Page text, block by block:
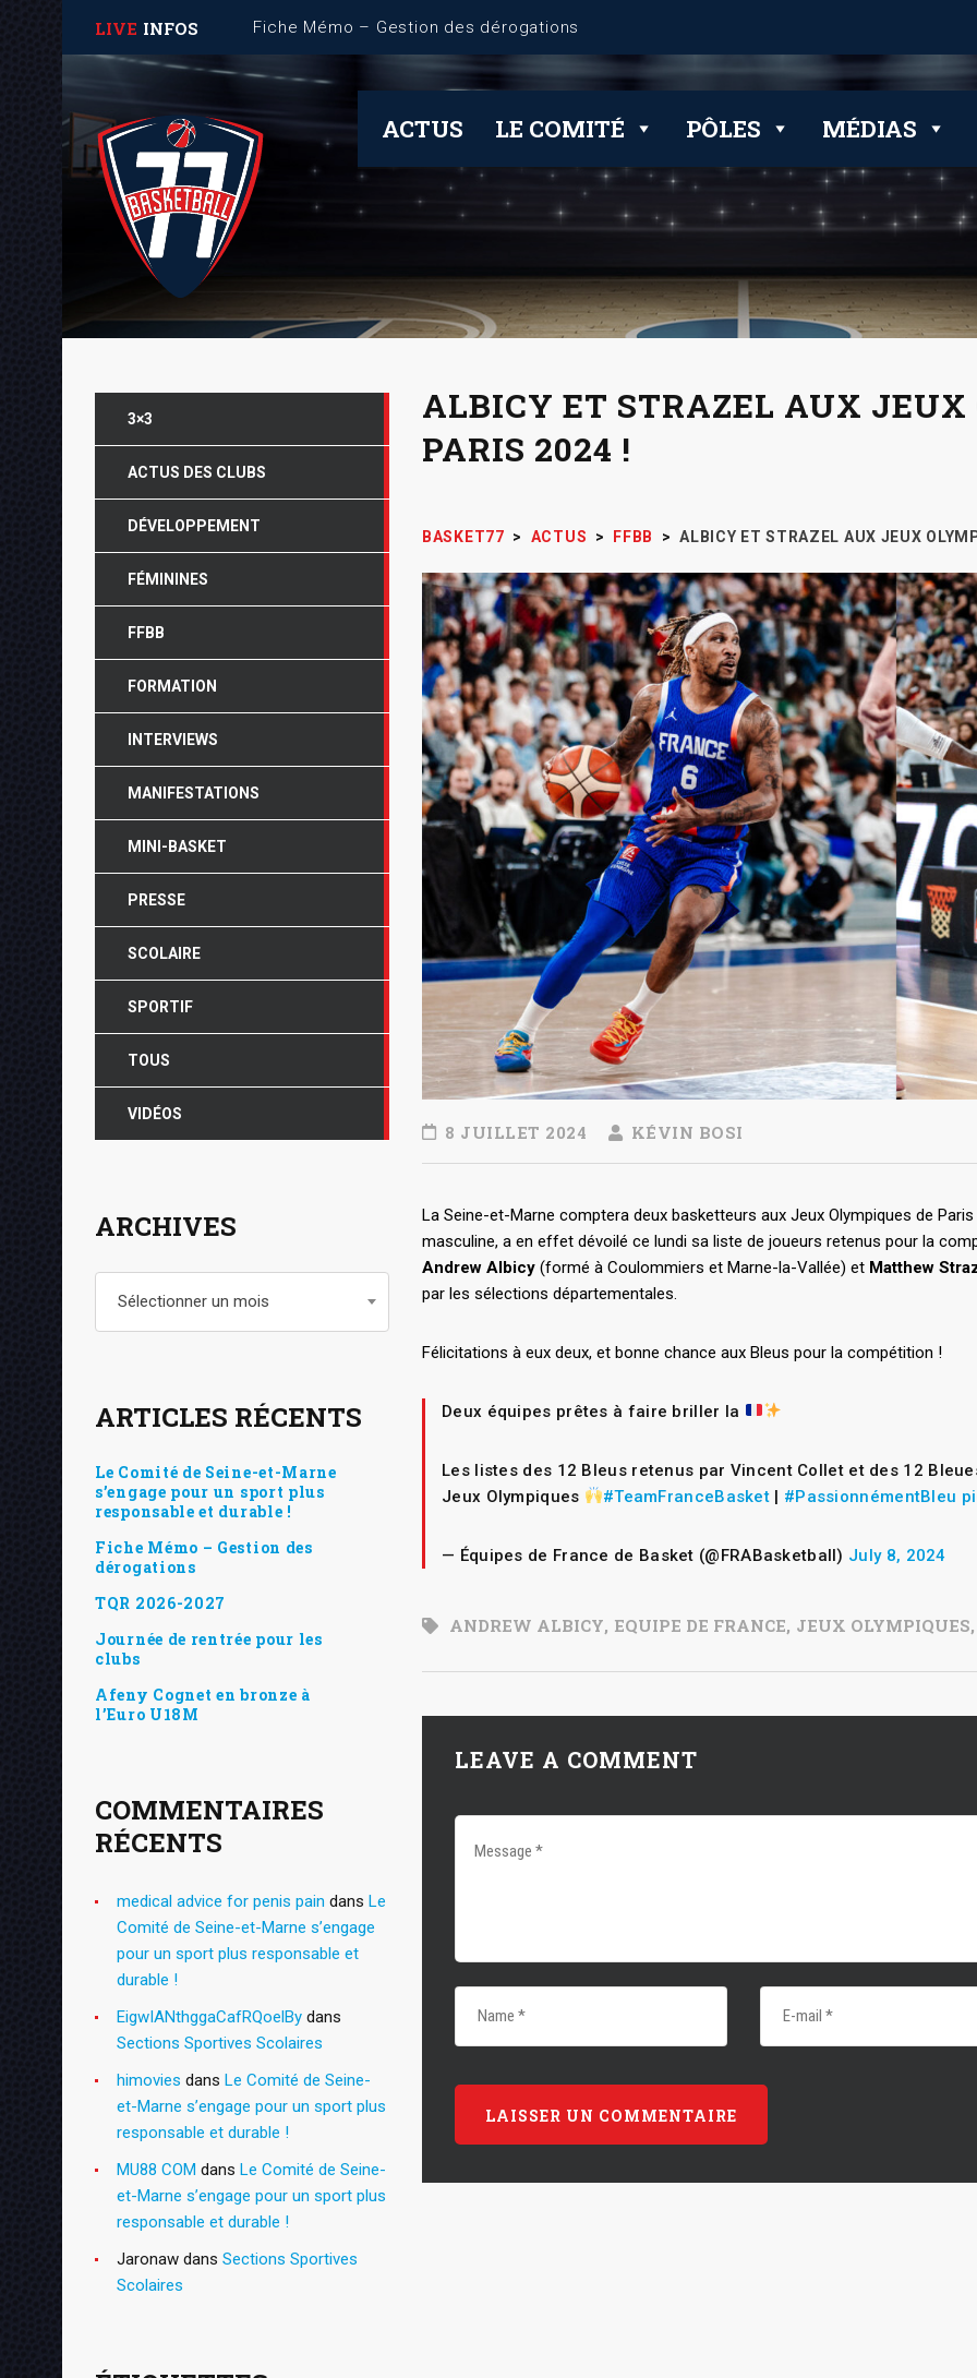
LIVE INFOS Fiche Mémo – Gestion des dérogations
ACTUS LE COMITÉ PÔLES MÉDIAS
ALBICY ET STRAZEL AUX JEUX
PARIS 2024 !
BASKET77 > ACTUS > FFBB > ALBICY ET STRAZEL AUX JEUX
8 JUILLET 2024 KÉVIN BOSI
La Seine-et-Marne comptera deux basketteurs aux Jeux Olympiques de
masculine, a en effet dévoilé ce lundi sa liste de joueurs retenus pour la
Andrew Albicy (formé à Coulommiers et Marne-la-Vallée) et Matthew
par les sélections départementales.
Félicitations à eux deux, et bonne chance aux Bleus pour la compétition !
Deux équipes prêtes à faire briller la
Les listes des 12 Bleus retenus par Vincent Collet et des 12
Jeux Olympiques
#TeamFranceBasket | #PassionnémentBleu
— Équipes de France de Basket (@FRABasketball) July 8, 2024
ANDREW ALBICY, EQUIPE DE FRANCE, JEUX OLYMPIQUES,
LEAVE A COMMENT
3×3
ACTUS DES CLUBS
DÉVELOPPEMENT
FÉMININES
FFBB
FORMATION
INTERVIEWS
MANIFESTATIONS
MINI-BASKET
PRESSE
SCOLAIRE
SPORTIF
TOUS
VIDÉOS
ARCHIVES
Sélectionner un mois
ARTICLES RÉCENTS
Le Comité de Seine-et-Marne
s’engage pour un sport plus
responsable et durable !
Fiche Mémo – Gestion des
dérogations
TQR 2026-2027
Journée de rentrée pour les
clubs
Afeny Cognet en bronze à
l’Euro U18M
COMMENTAIRES
RÉCENTS
medical advice for penis pain dans Le
Comité de Seine-et-Marne s’engage
pour un sport plus responsable et
durable !
EigwIANthggaCafRQoelBy dans
Sections Sportives Scolaires
himovies dans Le Comité de Seine-
et-Marne s’engage pour un sport plus
responsable et durable !
MU88 COM dans Le Comité de Seine-
et-Marne s’engage pour un sport plus
responsable et durable !
Jaronaw dans Sections Sportives
Scolaires